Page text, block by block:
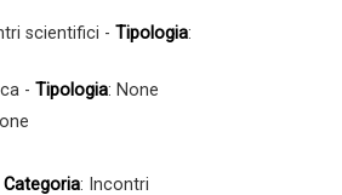
scientifici - Tipologia:
- Tipologia: None
Categoria: Incontri